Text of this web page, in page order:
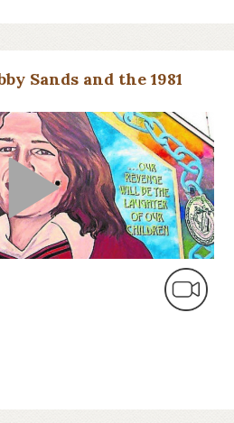
Sands and the 1981